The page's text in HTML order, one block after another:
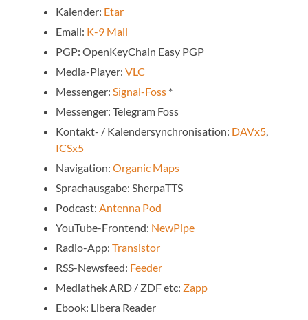
Kalender: Etar
Email: K-9 Mail
PGP: OpenKeyChain Easy PGP
Media-Player:VLC
Messenger:Signal-Foss *
Messenger: Telegram Foss
Kontakt- / Kalendersynchronisation: DAVx5,
ICSx5
Navigation:Organic Maps
Sprachausgabe: SherpaTTS
Podcast:Antenna Pod
YouTube-Frontend: NewPipe
Radio-App:Transistor
RSS-Newsfeed: Feeder
Mediathek ARD / ZDF etc: Zapp
Ebook: Libera Reader